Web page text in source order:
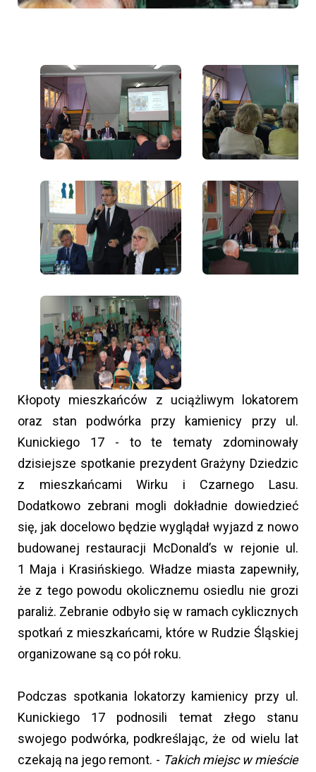
Kłopoty mieszkańców z uciążliwym lokatorem
oraz stan podwórka przy kamienicy przy ul.
Kunickiego 17 - to te tematy zdominowały
dzisiejsze spotkanie prezydent Grażyny Dziedzic
z mieszkańcami Wirku i Czarnego Lasu.
Dodatkowo zebrani mogli dokładnie dowiedzieć
się, jak docelowo będzie wyglądał wyjazd z nowo
budowanej restauracji McDonald’s w rejonie ul.
1 Maja i Krasińskiego. Władze miasta zapewniły,
że z tego powodu okolicznemu osiedlu nie grozi
paraliż. Zebranie odbyło się w ramach cyklicznych
spotkań z mieszkańcami, które w Rudzie Śląskiej
organizowane są co pół roku.
Podczas spotkania lokatorzy kamienicy przy ul.
Kunickiego 17 podnosili temat złego stanu
swojego podwórka, podkreślając, że od wielu lat
czekają na jego remont. - Takich miejsc w mieście